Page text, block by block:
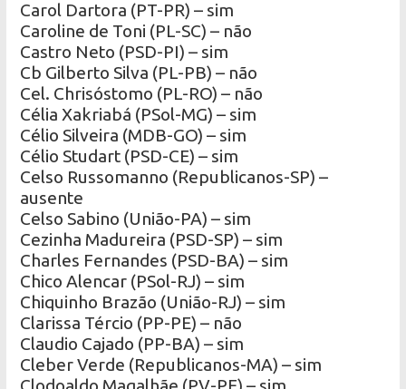
Carol Dartora (PT-PR) – sim
Caroline de Toni (PL-SC) – não
Castro Neto (PSD-PI) – sim
Cb Gilberto Silva (PL-PB) – não
Cel. Chrisóstomo (PL-RO) – não
Célia Xakriabá (PSol-MG) – sim
Célio Silveira (MDB-GO) – sim
Célio Studart (PSD-CE) – sim
Celso Russomanno (Republicanos-SP) –
ausente
Celso Sabino (União-PA) – sim
Cezinha Madureira (PSD-SP) – sim
Charles Fernandes (PSD-BA) – sim
Chico Alencar (PSol-RJ) – sim
Chiquinho Brazão (União-RJ) – sim
Clarissa Tércio (PP-PE) – não
Claudio Cajado (PP-BA) – sim
Cleber Verde (Republicanos-MA) – sim